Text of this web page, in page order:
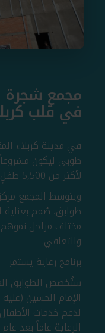
مجمع شجرة
في قلب
في مدينة كربلاء
طوبى ليكون مشروعاً
لأكثر من 5,500 طفلٍ يتيم وعوائلهم.
ويتوسط المجمع
طوابق، صُمم بعناية
مختلف مراحل
والتعافي.
برنامج رعاية يستمر
ستُخصص الطوابق
الإمام الحسين
لدعم خدمات
الرعاية عاماً بعد عام.